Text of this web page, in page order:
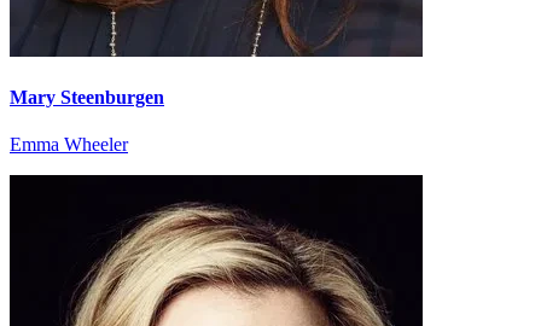
Mary Steenburgen
Emma Wheeler